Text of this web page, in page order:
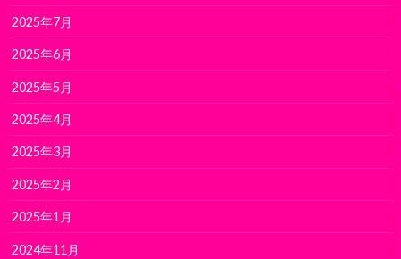
2025年7月
2025年6月
2025年5月
2025年4月
2025年3月
2025年2月
2025年1月
2024年11月